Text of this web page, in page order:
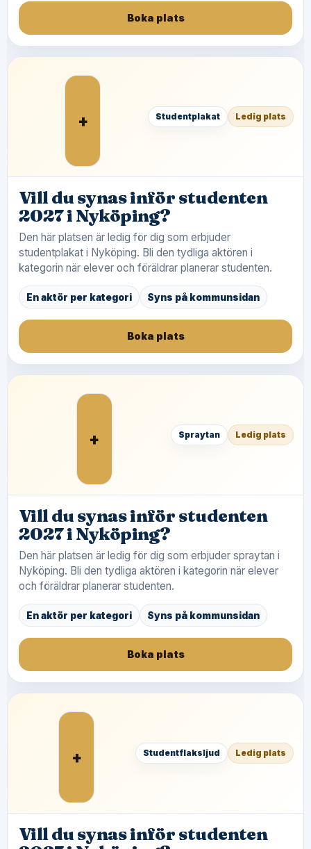
Boka plats
+ Studentplakat Ledig plats
Vill du synas inför studenten
2027 i Nyköping?
Den här platsen är ledig för dig som erbjuder
studentplakat i Nyköping. Bli den tydliga aktören i
kategorin när elever och föräldrar planerar studenten.
En aktör per kategori Syns på kommunsidan
Boka plats
+ Spraytan Ledig plats
Vill du synas inför studenten
2027 i Nyköping?
Den här platsen är ledig för dig som erbjuder spraytan i
Nyköping. Bli den tydliga aktören i kategorin när elever
och föräldrar planerar studenten.
En aktör per kategori Syns på kommunsidan
Boka plats
+ Studentflaksljud Ledig plats
Vill du synas inför studenten